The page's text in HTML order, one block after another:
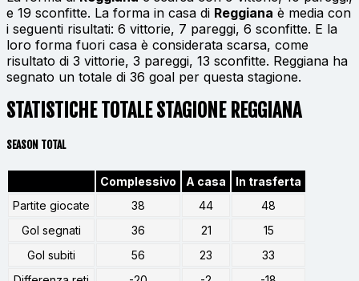
e 19 sconfitte. La forma in casa di Reggiana è media con
i seguenti risultati: 6 vittorie, 7 pareggi, 6 sconfitte. E la
loro forma fuori casa è considerata scarsa, come
risultato di 3 vittorie, 3 pareggi, 13 sconfitte. Reggiana ha
segnato un totale di 36 goal per questa stagione.
STATISTICHE TOTALE STAGIONE REGGIANA
SEASON TOTAL
Complessivo A casa
In trasferta
Partite giocate
38 44
48
Gol segnati
36 21
15
Gol subiti
56 23
33